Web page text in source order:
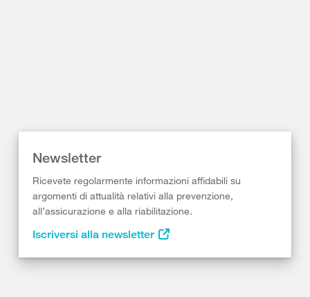
Newsletter
Ricevete regolarmente informazioni affidabili su
argomenti di attualità relativi alla prevenzione,
all’assicurazione e alla riabilitazione.
Iscriversi alla newsletter